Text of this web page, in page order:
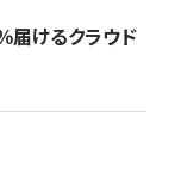
届けるクラウド